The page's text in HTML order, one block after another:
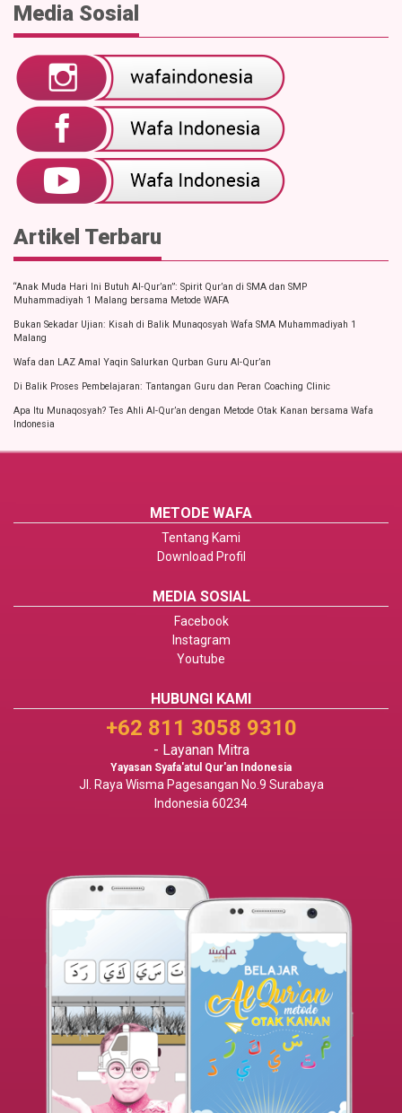
Media Sosial
Artikel Terbaru
“Anak Muda Hari Ini Butuh Al-Qur’an”: Spirit Qur’an di SMA dan SMP
Muhammadiyah 1 Malang bersama Metode WAFA
Bukan Sekadar Ujian: Kisah di Balik Munaqosyah Wafa SMA Muhammadiyah 1
Malang
Wafa dan LAZ Amal Yaqin Salurkan Qurban Guru Al-Qur’an
Di Balik Proses Pembelajaran: Tantangan Guru dan Peran Coaching Clinic
Apa Itu Munaqosyah? Tes Ahli Al-Qur’an dengan Metode Otak Kanan bersama Wafa
Indonesia
METODE WAFA
Tentang Kami
Download Profil
MEDIA SOSIAL
Facebook
Instagram
Youtube
HUBUNGI KAMI
+62 811 3058 9310
- Layanan Mitra
Yayasan Syafa'atul Qur'an Indonesia
Jl. Raya Wisma Pagesangan No.9 Surabaya
Indonesia 60234